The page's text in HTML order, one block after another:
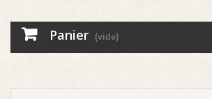
Panier (vide)